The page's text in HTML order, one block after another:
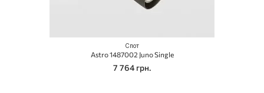
Спот
Astro 1487002 Juno Single
7 764 грн.